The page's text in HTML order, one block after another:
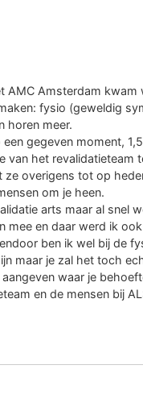
AMC Amsterdam
fysio (geweldig
horen meer.
gegeven moment,
het
overigens tot op
om je heen.
arts maar al snel
en daar werd ik
ben ik wel bij
maar je zal het toch
waar je
en de mensen bij